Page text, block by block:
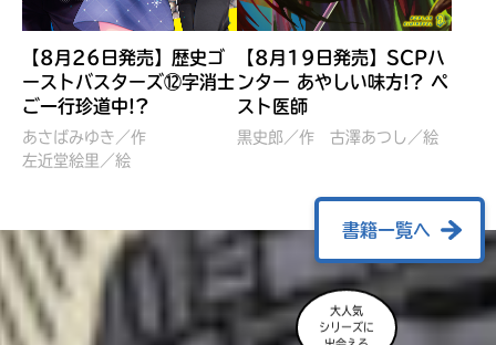
ぼくたちのマインクラフト
冒険記 エンチャント剣
VS暴走モブ
営委員会／協力
レッツゴー！まいぜんシス
ターズ とつぜん、王様に
佐久間さのすけ／絵
【8月26日発売】歴史ゴ
ーストバスターズ⑫字消士
ご一行珍道中!?
あさばみゆき／作
左近堂絵里／絵
【8月19日発売】SCPハ
ンター あやしい味方!? ペ
スト医師
黒史郎／作 古澤あつし／絵
書籍一覧へ
大人気
シリーズに